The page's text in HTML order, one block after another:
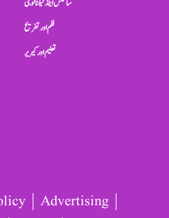
سائنس اینڈ ٹیکنالوجی
فلم اور تفریح
تعلیم اور کیریر
Advertising